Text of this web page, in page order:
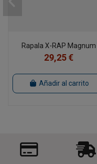
Rapala X-RAP Magnum
29,25 €
Añadir al carrito